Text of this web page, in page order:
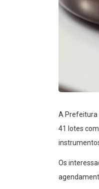
A Prefeitura
41 lotes
Os